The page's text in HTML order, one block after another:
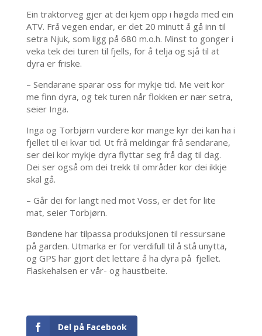
Ein traktorveg gjer at dei kjem opp i høgda med ein
ATV. Frå vegen endar, er det 20 minutt å gå inn til
setra Njuk, som ligg på 680 m.o.h. Minst to gonger i
veka tek dei turen til fjells, for å telja og sjå til at
dyra er friske.
– Sendarane sparar oss for mykje tid. Me veit kor
me finn dyra, og tek turen når flokken er nær setra,
seier Inga.
Inga og Torbjørn vurdere kor mange kyr dei kan ha i
fjellet til ei kvar tid. Ut frå meldingar frå sendarane,
ser dei kor mykje dyra flyttar seg frå dag til dag.
Dei ser også om dei trekk til områder kor dei ikkje
skal gå.
– Går dei for langt ned mot Voss, er det for lite
mat, seier Torbjørn.
Bøndene har tilpassa produksjonen til ressursane
på garden. Utmarka er for verdifull til å stå unytta,
og GPS har gjort det lettare å ha dyra på fjellet.
Flaskehalsen er vår- og haustbeite.
Del på Facebook